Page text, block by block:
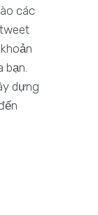
các
bạn.
dựng